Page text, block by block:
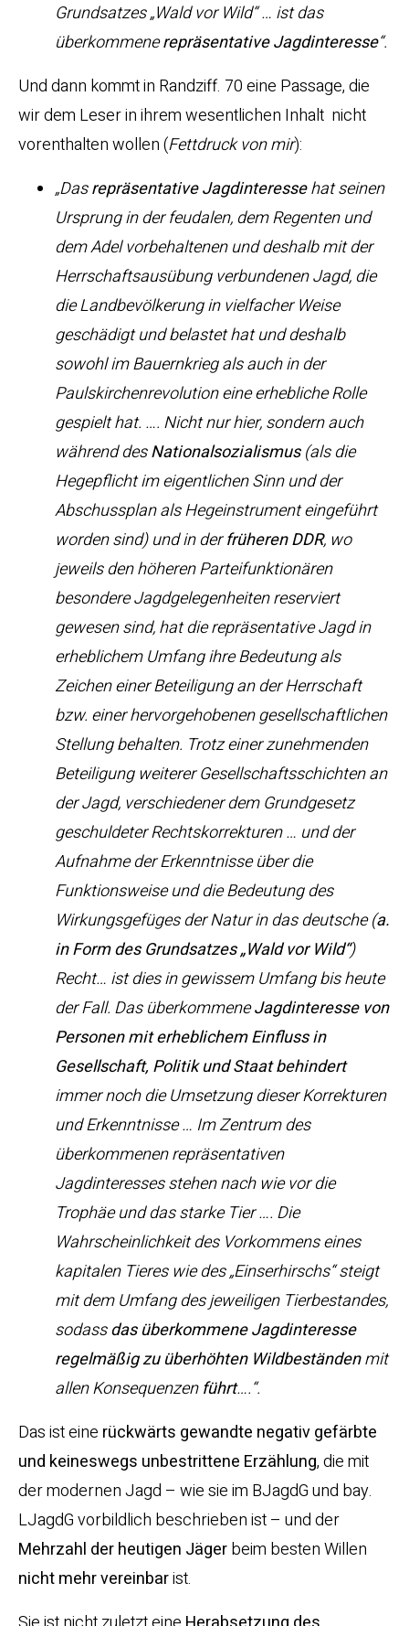
Grundsatzes „Wald vor Wild“ … ist das
überkommenerepräsentative Jagdinteresse“.
Und dann kommt in Randziff. 70 eine Passage, die
wir dem Leser in ihrem wesentlichen Inhalt nicht
vorenthalten wollen (Fettdruck von mir):
„Dasrepräsentative Jagdinteressehat seinen
Ursprung in der feudalen, dem Regenten und
dem Adel vorbehaltenen und deshalb mit der
Herrschaftsausübung verbundenen Jagd, die
die Landbevölkerung in vielfacher Weise
geschädigt und belastet hat und deshalb
sowohl im Bauernkrieg als auch in der
Paulskirchenrevolution eine erhebliche Rolle
gespielt hat. …. Nicht nur hier, sondern auch
während desNationalsozialismus(als die
Hegepflicht im eigentlichen Sinn und der
Abschussplan als Hegeinstrument eingeführt
worden sind) und in derfrüheren DDR, wo
jeweils den höheren Parteifunktionären
besondere Jagdgelegenheiten reserviert
gewesen sind, hat die repräsentative Jagd in
erheblichem Umfang ihre Bedeutung als
Zeichen einer Beteiligung an der Herrschaft
bzw. einer hervorgehobenen gesellschaftlichen
Stellung behalten. Trotz einer zunehmenden
Beteiligung weiterer Gesellschaftsschichten an
der Jagd, verschiedener dem Grundgesetz
geschuldeter Rechtskorrekturen … und der
Aufnahme der Erkenntnisse über die
Funktionsweise und die Bedeutung des
Wirkungsgefüges der Natur in das deutsche (a.
in Form des Grundsatzes „Wald vor Wild“)
Recht… ist dies in gewissem Umfang bis heute
der Fall. Das überkommeneJagdinteresse von
Personen mit erheblichem Einfluss in
Gesellschaft, Politik und Staatbehindert
immer noch die Umsetzung dieser Korrekturen
und Erkenntnisse … Im Zentrum des
überkommenen repräsentativen
Jagdinteresses stehen nach wie vor die
Trophäe und das starke Tier …. Die
Wahrscheinlichkeit des Vorkommens eines
kapitalen Tieres wie des „Einserhirschs“ steigt
mit dem Umfang des jeweiligen Tierbestandes,
sodassdas überkommene Jagdinteresse
regelmäßig zu überhöhten Wildbeständenmit
allen Konsequenzenführt….“.
Das ist eine rückwärts gewandte negativ gefärbte
und keineswegs unbestrittene Erzählung, die mit
der modernen Jagd – wie sie im BJagdG und bay.
LJagdG vorbildlich beschrieben ist – und der
Mehrzahl der heutigen Jägerbeim besten Willen
nicht mehr vereinbarist.